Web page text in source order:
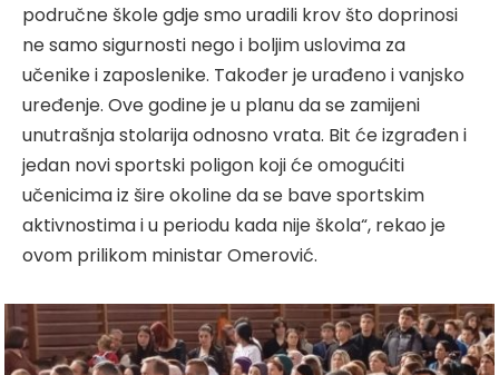
područne škole gdje smo uradili krov što doprinosi
ne samo sigurnosti nego i boljim uslovima za
učenike i zaposlenike. Također je urađeno i vanjsko
uređenje. Ove godine je u planu da se zamijeni
unutrašnja stolarija odnosno vrata. Bit će izgrađen i
jedan novi sportski poligon koji će omogućiti
učenicima iz šire okoline da se bave sportskim
aktivnostima i u periodu kada nije škola“, rekao je
ovom prilikom ministar Omerović.